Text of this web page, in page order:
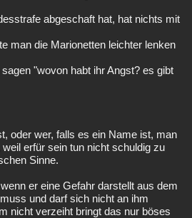
abgeschaft hat, hat nichts mit
man die Marionetten leichter lenken
"wovon habt ihr Angst? es gibt
oder wer, falls es ein Name ist, man
erfür sein tun nicht schuldig zu
Sinne.
er eine Gefahr darstellt aus dem
und darf sich nicht an ihm
nicht verzeiht bringt das nur böses